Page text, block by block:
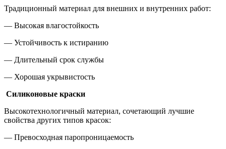
Традиционный материал для внешних и внутренних работ:
— Высокая влагостойкость
— Устойчивость к истиранию
— Длительный срок службы
— Хорошая укрывистость
Силиконовые краски
Высокотехнологичный материал, сочетающий лучшие
свойства других типов красок:
— Превосходная паропроницаемость